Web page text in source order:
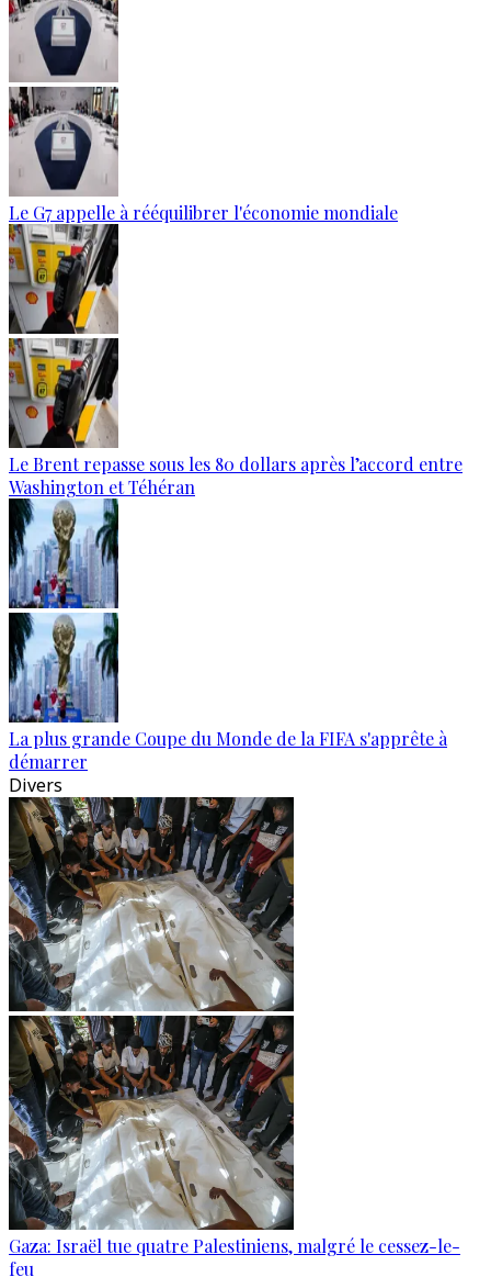
Le G7 appelle à rééquilibrer l'économie mondiale
Le Brent repasse sous les 80 dollars après l’accord entre
Washington et Téhéran
La plus grande Coupe du Monde de la FIFA s'apprête à
démarrer
Divers
Gaza: Israël tue quatre Palestiniens, malgré le cessez-le-
feu